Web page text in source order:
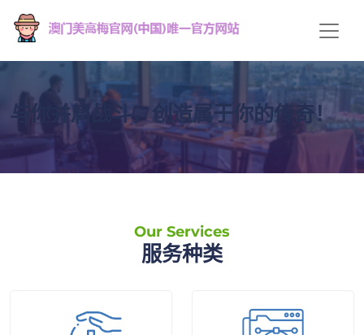
与你并肩战斗，创造属于你的传奇！
Our Services
服务种类